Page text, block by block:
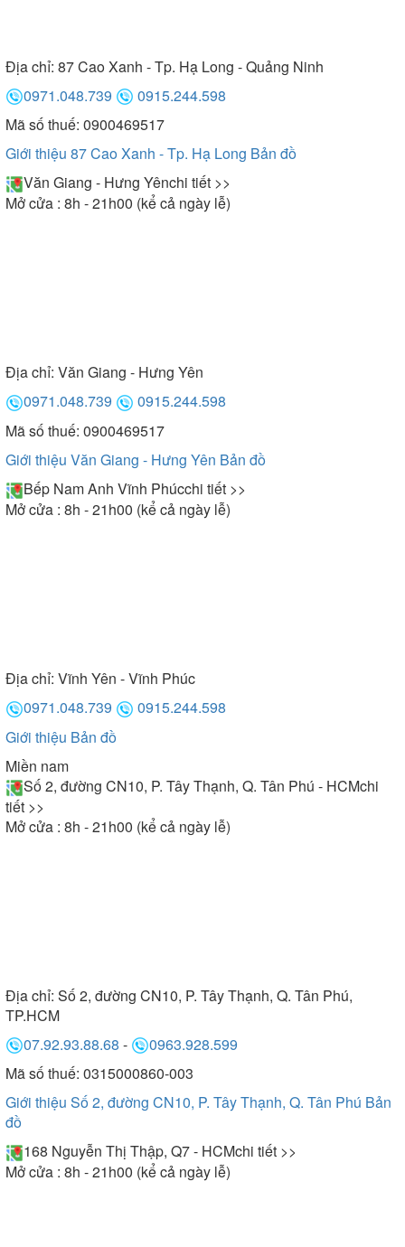
Địa chỉ: 87 Cao Xanh - Tp. Hạ Long - Quảng Ninh
0971.048.739
0915.244.598
Mã số thuế: 0900469517
Giới thiệu 87 Cao Xanh - Tp. Hạ Long Bản đồ
Văn Giang - Hưng Yênchi tiết >>
Mở cửa : 8h - 21h00 (kể cả ngày lễ)
Địa chỉ: Văn Giang - Hưng Yên
0971.048.739
0915.244.598
Mã số thuế: 0900469517
Giới thiệu Văn Giang - Hưng Yên Bản đồ
Bếp Nam Anh Vĩnh Phúcchi tiết >>
Mở cửa : 8h - 21h00 (kể cả ngày lễ)
Địa chỉ: Vĩnh Yên - Vĩnh Phúc
0971.048.739
0915.244.598
Giới thiệu Bản đồ
Miền nam
Số 2, đường CN10, P. Tây Thạnh, Q. Tân Phú - HCMchi
tiết >>
Mở cửa : 8h - 21h00 (kể cả ngày lễ)
Địa chỉ: Số 2, đường CN10, P. Tây Thạnh, Q. Tân Phú,
TP.HCM
07.92.93.88.68 -
0963.928.599
Mã số thuế: 0315000860-003
Giới thiệu Số 2, đường CN10, P. Tây Thạnh, Q. Tân Phú Bản
đồ
168 Nguyễn Thị Thập, Q7 - HCMchi tiết >>
Mở cửa : 8h - 21h00 (kể cả ngày lễ)